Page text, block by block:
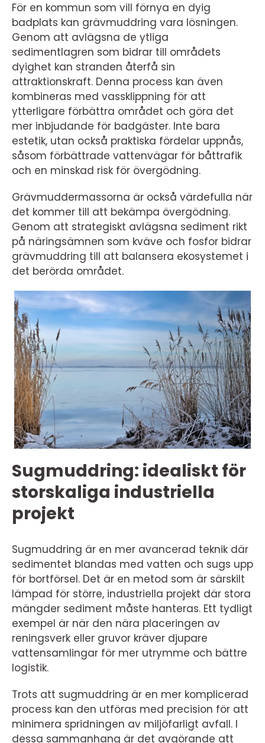
För en kommun som vill förnya en dyig
badplats kan grävmuddring vara lösningen.
Genom att avlägsna de ytliga
sedimentlagren som bidrar till områdets
dyighet kan stranden återfå sin
attraktionskraft. Denna process kan även
kombineras med vassklippning för att
ytterligare förbättra området och göra det
mer inbjudande för badgäster. Inte bara
estetik, utan också praktiska fördelar uppnås,
såsom förbättrade vattenvägar för båttrafik
och en minskad risk för övergödning.
Grävmuddermassorna är också värdefulla när
det kommer till att bekämpa övergödning.
Genom att strategiskt avlägsna sediment rikt
på näringsämnen som kväve och fosfor bidrar
grävmuddring till att balansera ekosystemet i
det berörda området.
Sugmuddring: idealiskt för
storskaliga industriella
projekt
Sugmuddring är en mer avancerad teknik där
sedimentet blandas med vatten och sugs upp
för bortförsel. Det är en metod som är särskilt
lämpad för större, industriella projekt där stora
mängder sediment måste hanteras. Ett tydligt
exempel är när den nära placeringen av
reningsverk eller gruvor kräver djupare
vattensamlingar för mer utrymme och bättre
logistik.
Trots att sugmuddring är en mer komplicerad
process kan den utföras med precision för att
minimera spridningen av miljöfarligt avfall. I
dessa sammanhang är det avgörande att